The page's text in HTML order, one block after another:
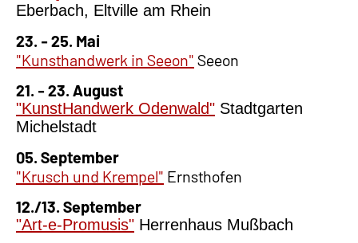
Eberbach, Eltville am Rhein
23. - 25. Mai
"Kunsthandwerk in Seeon" Seeon
21. - 23. August
"KunstHandwerk Odenwald" Stadtgarten
Michelstadt
05. September
"Krusch und Krempel" Ernsthofen
12./13. September
"Art-e-Promusis" Herrenhaus Mußbach